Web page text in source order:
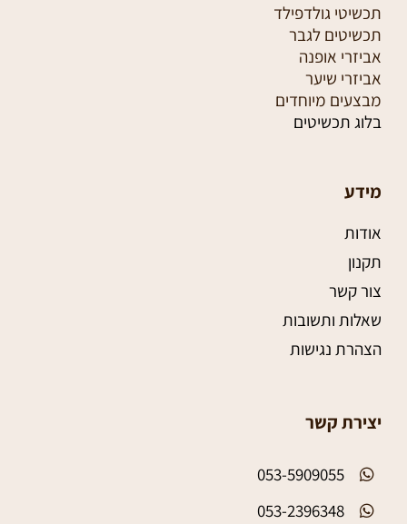
תכשיטי גולדפילד
תכשיטים לגבר
אביזרי אופנה
אביזרי שיער
מבצעים מיוחדים
בלוג תכשיטים
מידע
אודות
תקנון
צור קשר
שאלות ותשובות
הצהרת נגישות
יצירת קשר
053-5909055
053-2396348